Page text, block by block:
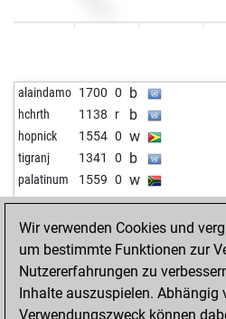
alaindamo 1700 0 b
hchrth 1138 r b
hopnick 1554 0 w
tigranj 1341 0 b
palatinum 1559 0 w
Wir verwenden Cookies und
um bestimmte Funktionen zur
Nutzererfahrungen zu
Inhalte auszuspielen. Abhängig
Verwendungszweck können